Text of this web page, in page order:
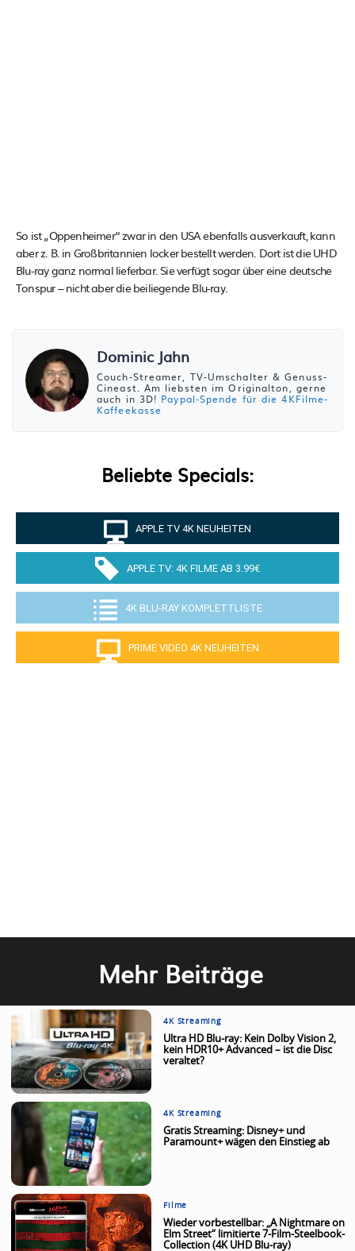
So ist „Oppenheimer“ zwar in den USA ebenfalls ausverkauft, kann
aber z. B. in Großbritannien locker bestellt werden. Dort ist die UHD
Blu-ray ganz normal lieferbar. Sie verfügt sogar über eine deutsche
Tonspur – nicht aber die beiliegende Blu-ray.
Dominic Jahn
Couch-Streamer, TV-Umschalter & Genuss-
Cineast. Am liebsten im Originalton, gerne
auch in 3D! Paypal-Spende für die 4KFilme-
Kaffeekasse
Beliebte Specials:
APPLE TV 4K NEUHEITEN
APPLE TV: 4K FILME AB 3.99€
4K BLU-RAY KOMPLETTLISTE
PRIME VIDEO 4K NEUHEITEN
Mehr Beiträge
4K Streaming
Ultra HD Blu-ray: Kein Dolby Vision 2,
kein HDR10+ Advanced – ist die Disc
veraltet?
4K Streaming
Gratis Streaming: Disney+ und
Paramount+ wägen den Einstieg ab
Filme
Wieder vorbestellbar: „A Nightmare on
Elm Street“ limitierte 7-Film-Steelbook-
Collection (4K UHD Blu-ray)